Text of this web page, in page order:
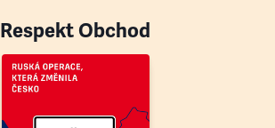
Respekt Obchod